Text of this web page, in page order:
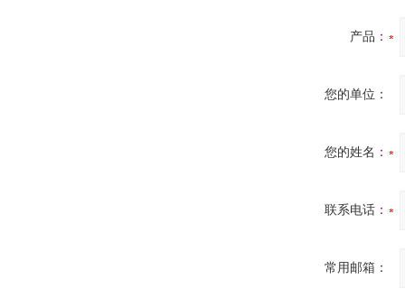
产品：
您的单位：
您的姓名：
联系电话：
常用邮箱：